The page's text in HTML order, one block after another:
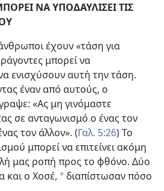
ΝΑ ΥΠΟΔΑΥΛΙΣΕΙ ΤΙΣ
έχουν «τάση για
μπορεί να
ενισχύσουν αυτή την τάση.
έναν από αυτούς, ο
«Ας μη γινόμαστε
σε ανταγωνισμό ο ένας τον
τον άλλον». (Γαλ. 5:26) Το
μπορεί να επιτείνει ακόμη
μας ροπή προς το φθόνο. Δύο
και ο Χοσέ, aδιαπίστωσαν πόσο